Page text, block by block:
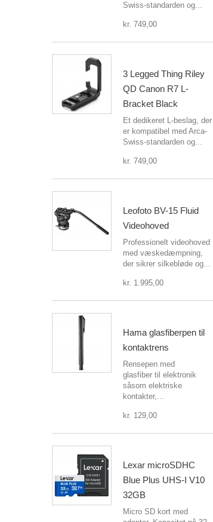
Swiss-standarden og...
kr. 749,00
3 Legged Thing Riley
QD Canon R7 L-
Bracket Black
Et dedikeret L-beslag, der
er kompatibel med Arca-
Swiss-standarden og...
kr. 749,00
Leofoto BV-15 Fluid
Videohoved
Professionelt videohoved
med væskedæmpning,
der sikrer silkebløde og...
kr. 1.995,00
Hama glasfiberpen til
kontaktrens
Rensepen med
glasfiber til elektronik
såsom elektriske
kontakter,...
kr. 129,00
Lexar microSDHC
Blue Plus UHS-I V10
32GB
Micro SD kort med